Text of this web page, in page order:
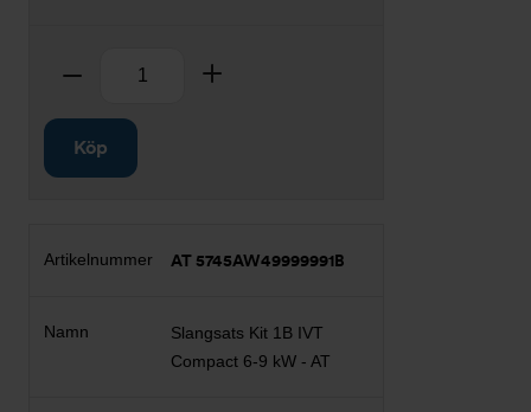
Ta bort
Köp
AT 5745AW49999991B
Slangsats Kit 1B IVT
Compact 6-9 kW - AT